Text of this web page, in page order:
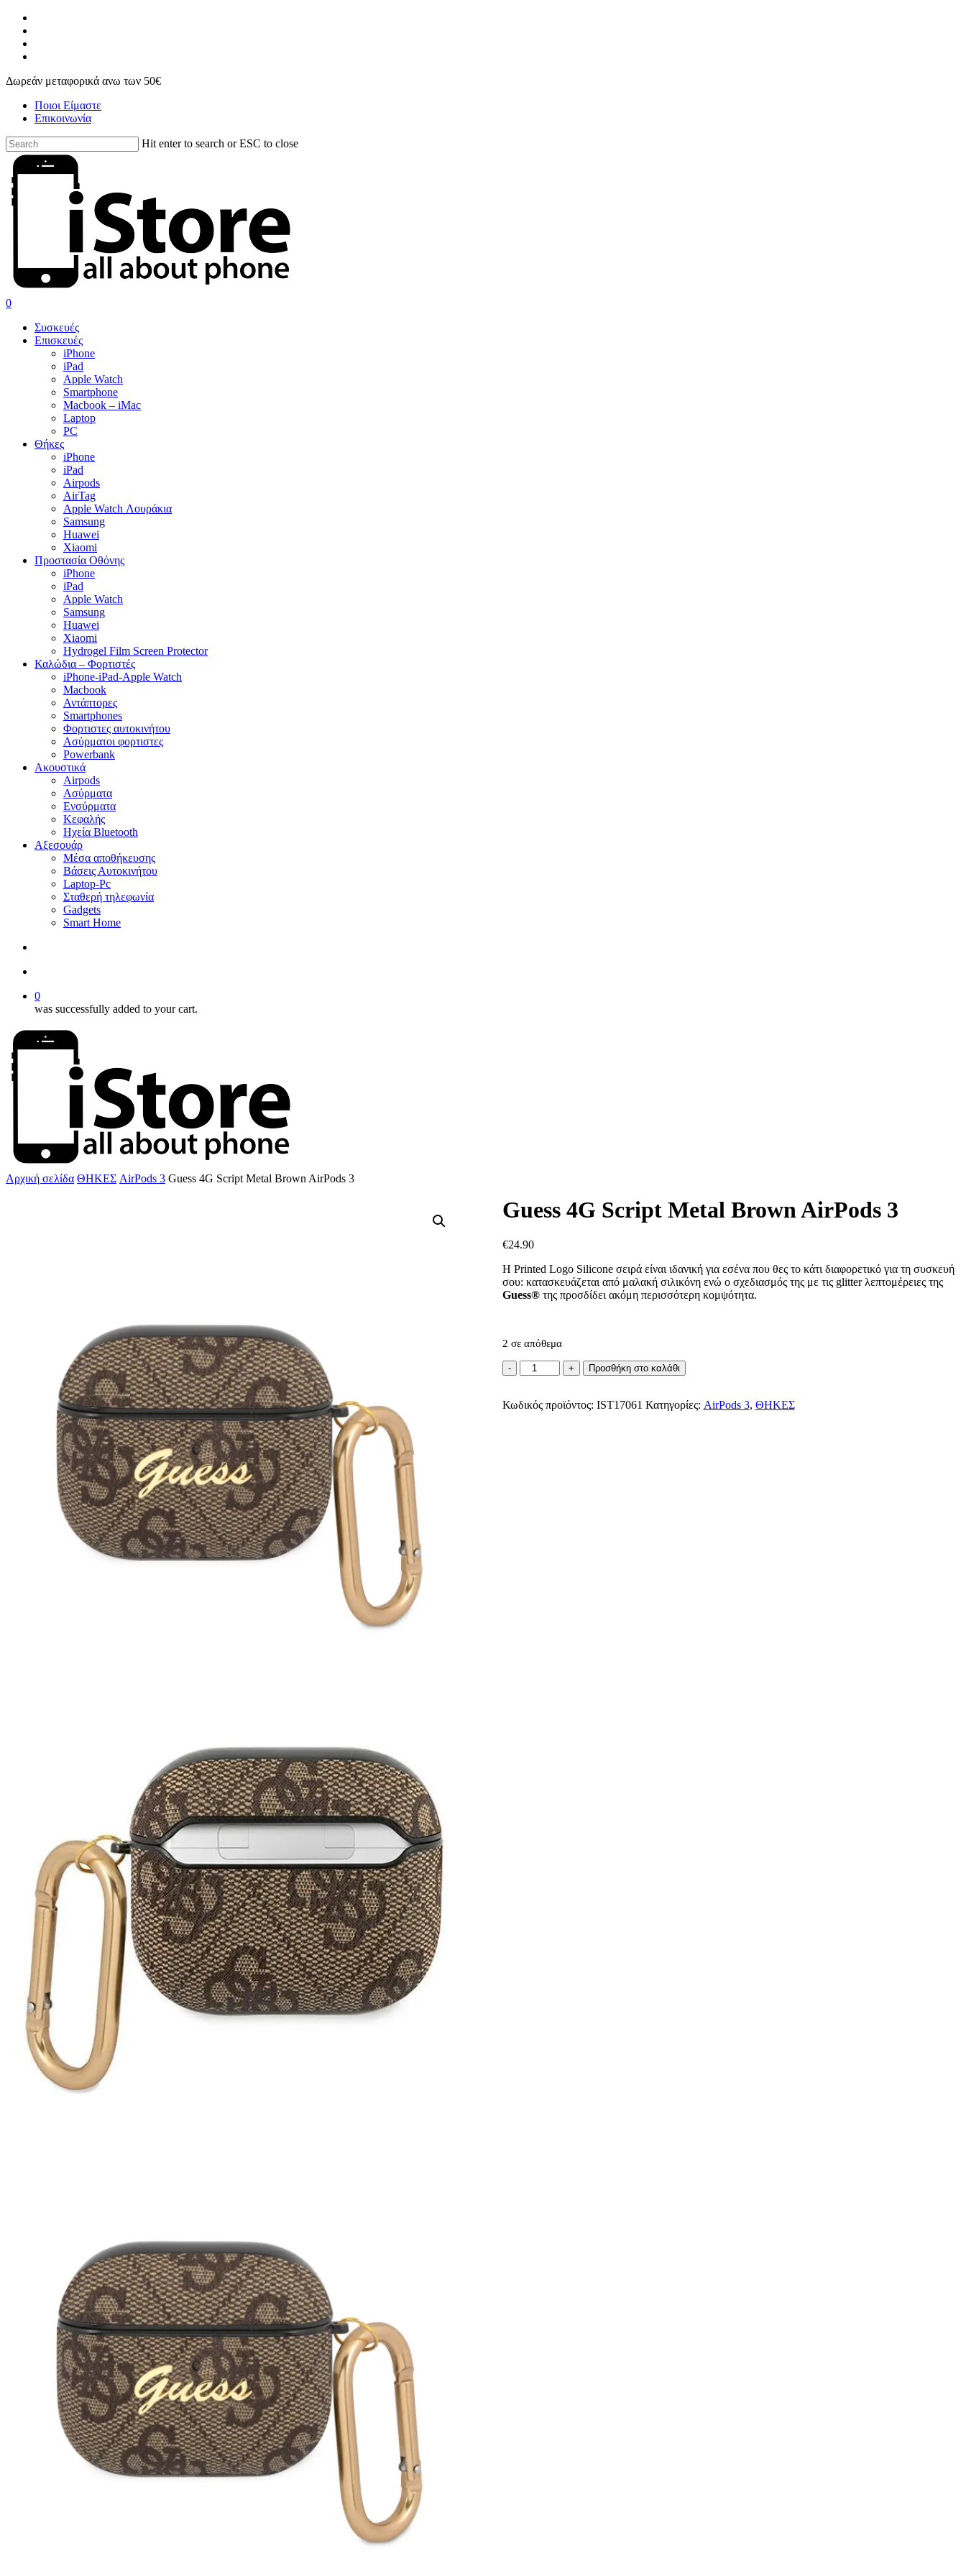
Skip
main
content
Δωρεάν μεταφορικά ανω των 50€
Ποιοι Είμαστε
Επικοινωνία
Hit enter to search or ESC to close
Close
Search
search
account
0
Συσκευές
Επισκευές
iPhone
iPad
Apple Watch
Smartphone
Macbook – iMac
Laptop
PC
Θήκες
iPhone
iPad
Airpods
AirTag
Apple Watch Λουράκια
Samsung
Huawei
Xiaomi
Προστασία Οθόνης
iPhone
iPad
Apple Watch
Samsung
Huawei
Xiaomi
Hydrogel Film Screen Protector
Καλώδια – Φορτιστές
iPhone-iPad-Apple Watch
Macbook
Αντάπτορες
Smartphones
Φορτιστες αυτοκινήτου
Ασύρματοι φορτιστες
Powerbank
Ακουστικά
Airpods
Ασύρματα
Ενσύρματα
Κεφαλής
Ηχεία Bluetooth
Αξεσουάρ
Μέσα αποθήκευσης
Βάσεις Αυτοκινήτου
Laptop-Pc
Σταθερή τηλεφωνία
Gadgets
Smart Home
0
was successfully added to your cart.
Αρχική σελίδα ΘΗΚΕΣ AirPods 3 Guess 4G Script Metal Brown AirPods 3
Guess 4G Script Metal Brown AirPods 3
€24.90
Η Printed Logo Silicone σειρά είναι ιδανική για εσένα που θες το κάτι διαφορετικό για τη συσκευή
σου: κατασκευάζεται από μαλακή σιλικόνη ενώ ο σχεδιασμός της με τις glitter λεπτομέρειες της
Guess®της προσδίδει ακόμη περισσότερη κομψότητα.
2 σε απόθεμα
Guess
4G
Metal
Προσθήκη στο καλάθι
Κωδικός προϊόντος: IST17061 Κατηγορίες: AirPods 3, ΘΗΚΕΣ